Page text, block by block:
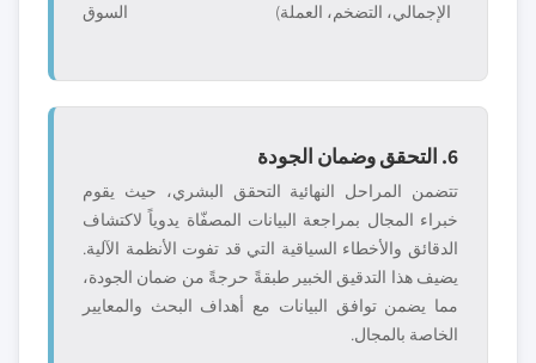
الإجمالي، التضخم، العملة)
السوق
6. التحقق وضمان الجودة
تتضمن المراحل النهائية التحقق البشري، حيث يقوم
خبراء المجال بمراجعة البيانات المصفّاة يدوياً لاكتشاف
الدقائق والأخطاء السياقية التي قد تفوت الأنظمة الآلية.
يضيف هذا التدقيق الخبير طبقةً حرجةً من ضمان الجودة،
مما يضمن توافق البيانات مع أهداف البحث والمعايير
الخاصة بالمجال.